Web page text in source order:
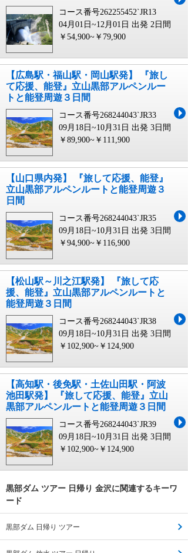
コース番号262255452`JR13
04月01日~12月01日 出発 2日間
￥54,900~￥79,900
【広島駅・福山駅・岡山駅発】 『旅し
て応援、能登』立山黒部アルペンルー
トと能登周遊３日間
コース番号268244043`JR33
09月18日~10月31日 出発 3日間
￥89,900~￥111,900
【山口県内発】 『旅して応援、能登』
立山黒部アルペンルートと能登周遊３
日間
コース番号268244043`JR35
09月18日~10月31日 出発 3日間
￥94,900~￥116,900
【松山駅～川之江駅発】 『旅して応
援、能登』立山黒部アルペンルートと
能登周遊３日間
コース番号268244043`JR38
09月18日~10月31日 出発 3日間
￥102,900~￥124,900
【高知駅・後免駅・土佐山田駅・阿波
池田駅発】 『旅して応援、能登』立山
黒部アルペンルートと能登周遊３日間
コース番号268244043`JR39
09月18日~10月31日 出発 3日間
￥102,900~￥124,900
黒部ダム ツアー 日帰り 金沢に関連するキーワ
ード
黒部ダム 日帰り ツアー